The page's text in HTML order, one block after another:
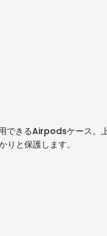
できるAirpodsケース。
と保護します。